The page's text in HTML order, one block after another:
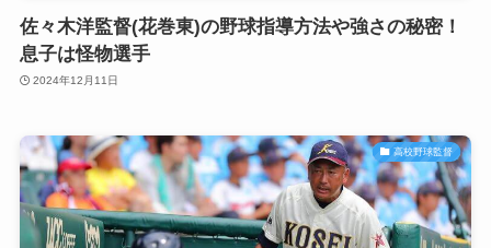
佐々木洋監督(花巻東)の野球指導方法や強さの秘密！
息子は怪物選手
2024年12月11日
高校野球監督